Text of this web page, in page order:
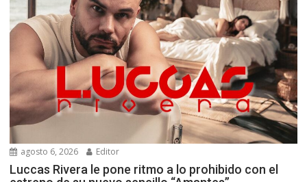
agosto 6, 2026 Editor
Luccas Rivera le pone ritmo a lo prohibido con el